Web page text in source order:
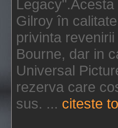
Gilroy în
privinta
Bourne, dar in
Universal
rezerva care
sus. ... citeste